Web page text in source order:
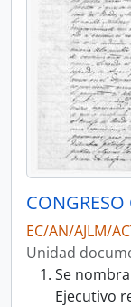
CONGRESO
EC/AN/AJLM/
Unidad
Se
Ejecutivo